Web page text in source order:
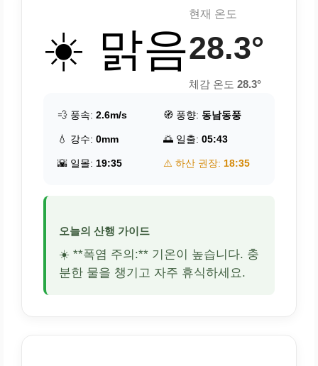
☀️ 맑음
현재 온도
28.3°
체감 온도 28.3°
💨 풍속: 2.6m/s 🧭 풍향: 동남동풍
💧 강수: 0mm 🌅 일출: 05:43
🌇 일몰: 19:35 ⚠️ 하산 권장: 18:35
오늘의 산행 가이드
☀️ **폭염 주의:** 기온이 높습니다. 충
분한 물을 챙기고 자주 휴식하세요.